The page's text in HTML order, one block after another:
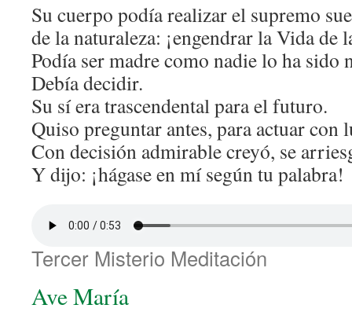
Su cuerpo podía realizar el supremo
de la naturaleza: ¡engendrar la Vida de
Podía ser madre como nadie lo ha sido
Debía decidir.
Su sí era trascendental para el futuro.
Quiso preguntar antes, para actuar con
Con decisión admirable creyó, se
Y dijo: ¡hágase en mí según tu palabra!
Tercer Misterio Meditación
Ave María